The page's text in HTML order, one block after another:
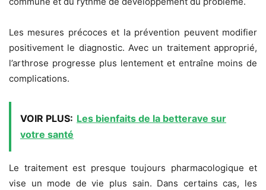
Les mesures précoces et la prévention peuvent modifier
positivement le diagnostic. Avec un traitement approprié,
l’arthrose progresse plus lentement et entraîne moins de
complications.
VOIR PLUS: Les bienfaits de la betterave sur
votre santé
Le traitement est presque toujours pharmacologique et
vise un mode de vie plus sain. Dans certains cas, les